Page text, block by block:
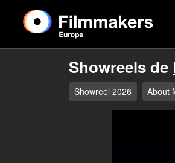
Showreels de
Showreel 2026 About